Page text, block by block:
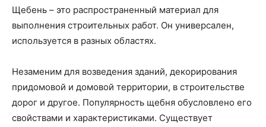
Щебень – это распространенный материал для
выполнения строительных работ. Он универсален,
используется в разных областях.
Незаменим для возведения зданий, декорирования
придомовой и домовой территории, в строительстве
дорог и другое. Популярность щебня обусловлено его
свойствами и характеристиками. Существует